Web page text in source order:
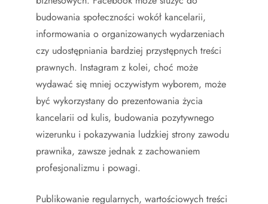
budowania społeczności wokół kancelarii,
informowania o organizowanych wydarzeniach
czy udostępniania bardziej przystępnych treści
prawnych. Instagram z kolei, choć może
wydawać się mniej oczywistym wyborem, może
być wykorzystany do prezentowania życia
kancelarii od kulis, budowania pozytywnego
wizerunku i pokazywania ludzkiej strony zawodu
prawnika, zawsze jednak z zachowaniem
profesjonalizmu i powagi.
Publikowanie regularnych, wartościowych treści